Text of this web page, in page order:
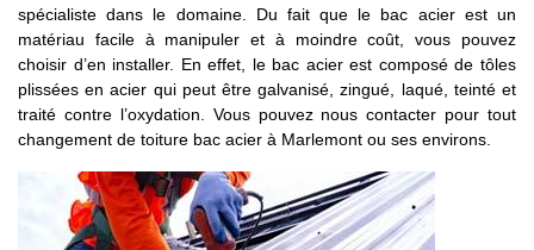
spécialiste dans le domaine. Du fait que le bac acier est un
matériau facile à manipuler et à moindre coût, vous pouvez
choisir d’en installer. En effet, le bac acier est composé de tôles
plissées en acier qui peut être galvanisé, zingué, laqué, teinté et
traité contre l’oxydation. Vous pouvez nous contacter pour tout
changement de toiture bac acier à Marlemont ou ses environs.